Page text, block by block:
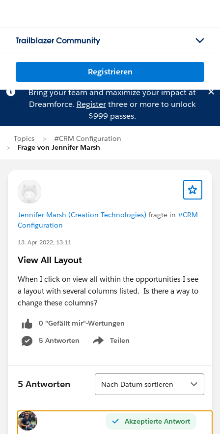
Trailblazer Community
Registrieren
Bring your team and maximize your impact at
Dreamforce. Registerthree or more to unlock
$999 passes.
Topics
#CRM Configuration
Frage von Jennifer Marsh
Jennifer Marsh (Creation Technologies) fragte in #CRM
Configuration
13. Apr. 2022, 13:11
View All Layout
When I click on view all within the opportunities I see
a layout with several columns listed. Is there a way to
change these columns?
0 "Gefällt mir"-Wertungen
5 Antworten
Teilen
Show menu
5 Antworten
Sortieren
Nach Datum sortieren
Akzeptierte Antwort